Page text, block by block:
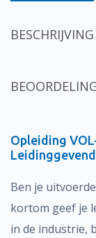
BESCHRIJVING
Opleiding
Ben je
kortom geef je
in de industrie,